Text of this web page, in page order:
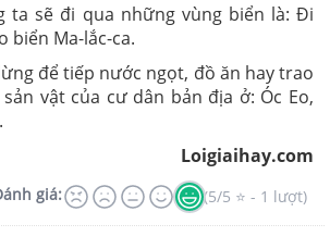
ta sẽ đi qua những vùng biển là: Đi
biển Ma-lắc-ca.
để tiếp nước ngọt, đồ ăn hay trao
vật của cư dân bản địa ở: Óc Eo,
Loigiaihay.com
giá: (5/5 ⭐ - 1 lượt)